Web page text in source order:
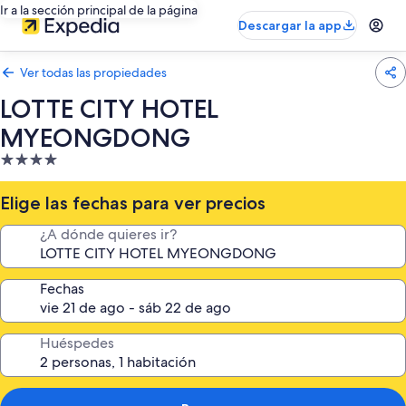
Ir a la sección principal de la página
Descargar la app
Ver todas las propiedades
LOTTE CITY HOTEL
MYEONGDONG
Propiedad
de
4.0
estrellas
Elige las fechas para ver precios
¿A dónde quieres ir?
Fechas
Huéspedes